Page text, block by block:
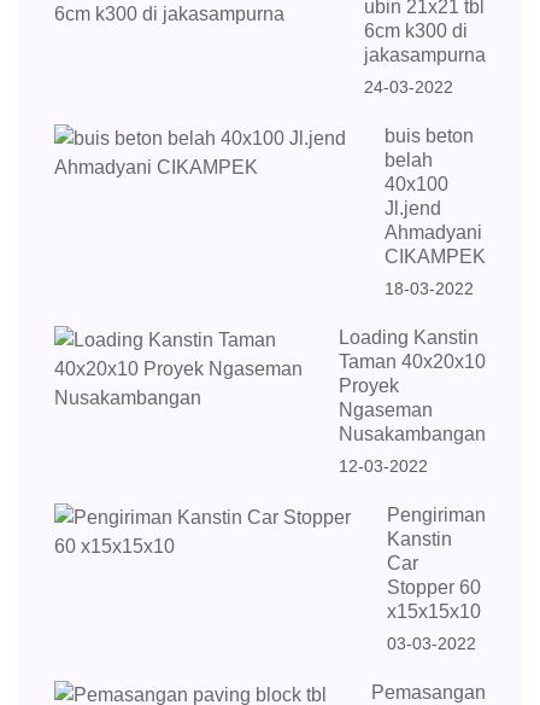
ubin 21x21 tbl
6cm k300 di
jakasampurna
24-03-2022
buis beton
belah
40x100
Jl.jend
Ahmadyani
CIKAMPEK
18-03-2022
Loading Kanstin
Taman 40x20x10
Proyek
Ngaseman
Nusakambangan
12-03-2022
Pengiriman
Kanstin
Car
Stopper 60
x15x15x10
03-03-2022
Pemasangan